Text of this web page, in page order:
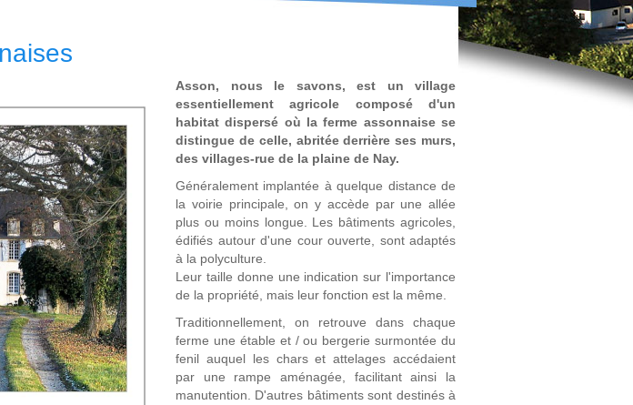
Asson, nous le savons, est un village
essentiellement agricole composé d'un
habitat dispersé où la ferme assonnaise se
distingue de celle, abritée derrière ses murs,
des villages-rue de la plaine de Nay.
Généralement implantée à quelque distance de
la voirie principale, on y accède par une allée
plus ou moins longue. Les bâtiments agricoles,
édifiés autour d'une cour ouverte, sont adaptés
à la polyculture.
Leur taille donne une indication sur l'importance
de la propriété, mais leur fonction est la même.
Traditionnellement, on retrouve dans chaque
ferme une étable et / ou bergerie surmontée du
fenil auquel les chars et attelages accédaient
par une rampe aménagée, facilitant ainsi la
manutention. D'autres bâtiments sont destinés à